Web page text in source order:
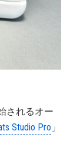
されるオー
Studio Pro 」